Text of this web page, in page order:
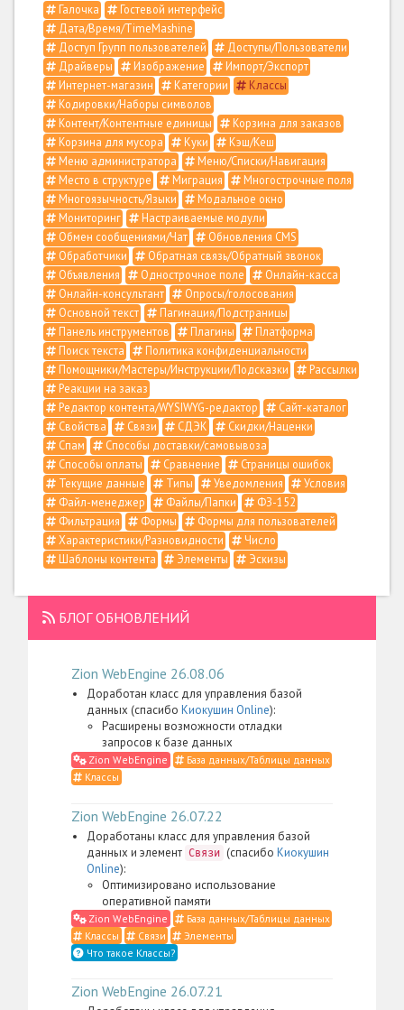
Галочка
Гостевой интерфейс
Дата/Время/TimeMashine
Доступ Групп пользователей
Доступы/Пользователи
Драйверы
Изображение
Импорт/Экспорт
Интернет-магазин
Категории
Классы
Кодировки/Наборы символов
Контент/Контентные единицы
Корзина для заказов
Корзина для мусора
Куки
Кэш/Кеш
Меню администратора
Меню/Списки/Навигация
Место в структуре
Миграция
Многострочные поля
Многоязычность/Языки
Модальное окно
Мониторинг
Настраиваемые модули
Обмен сообщениями/Чат
Обновления CMS
Обработчики
Обратная связь/Обратный звонок
Объявления
Однострочное поле
Онлайн-касса
Онлайн-консультант
Опросы/голосования
Основной текст
Пагинация/Подстраницы
Панель инструментов
Плагины
Платформа
Поиск текста
Политика конфиденциальности
Помощники/Мастеры/Инструкции/Подсказки
Рассылки
Реакции на заказ
Редактор контента/WYSIWYG-редактор
Сайт-каталог
Свойства
Связи СДЭК
Скидки/Наценки
Спам
Способы доставки/самовывоза
Способы оплаты
Сравнение
Страницы ошибок
Текущие данные
Типы Уведомления
Условия
Файл-менеджер
Файлы/Папки
ФЗ-152
Фильтрация
Формы
Формы для пользователей
Характеристики/Разновидности
Число
Шаблоны контента
Элементы Эскизы
БЛОГ ОБНОВЛЕНИЙ
Zion WebEngine 26.08.06
Доработан класс для управления базой
данных (спасибо Киокушин Online):
Расширены возможности отладки
запросов к базе данных
Zion WebEngine
База данных/Таблицы данных
Классы
Zion WebEngine 26.07.22
Доработаны класс для управления базой
данных и элемент Связи (спасибо Киокушин
Online):
Оптимизировано использование
оперативной памяти
Zion WebEngine
База данных/Таблицы данных
Классы
Связи
Элементы
Что такое Классы?
Zion WebEngine 26.07.21